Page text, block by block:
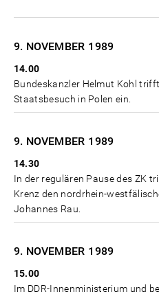
9. NOVEMBER 1989
14.00
Bundeskanzler Helmut Kohl
Staatsbesuch in Polen ein.
9. NOVEMBER 1989
14.30
In der regulären Pause des ZK
Krenz den nordrhein-
Johannes Rau.
9. NOVEMBER 1989
15.00
Im DDR-Innenministerium und